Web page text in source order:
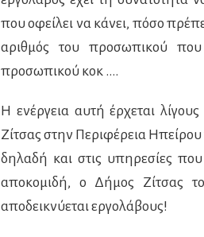
που οφείλει να κάνει, πόσο
αριθμός του προσωπικού
προσωπικού κοκ ….
Η ενέργεια αυτή έρχεται
Ζίτσας στην Περιφέρεια
δηλαδή και στις υπηρεσίες
αποκομιδή, ο Δήμος Ζίτσας
αποδεικνύεται εργολάβους!